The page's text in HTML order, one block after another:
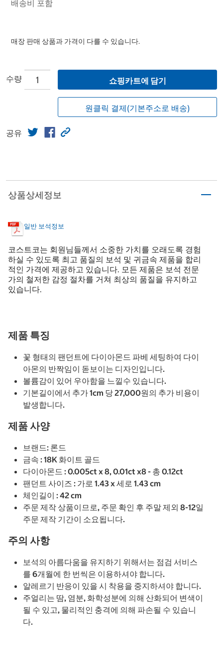
배송비 포함
매장 판매 상품과 가격이 다를 수 있습니다.
수량 쇼핑카트에 담기
원클릭 결제(기본주소로 배송)
공유
상품상세정보
일반 보석정보
코스트코는 회원님들께서 소중한 가치를 오래도록 경험
하실 수 있도록 최고 품질의 보석 및 귀금속 제품을 합리
적인 가격에 제공하고 있습니다. 모든 제품은 보석 전문
가의 철저한 감정 절차를 거쳐 최상의 품질을 유지하고
있습니다.
제품 특징
꽃 형태의 팬던트에 다이아몬드 파베 세팅하여 다이
아몬의 반짝임이 돋보이는 디자인입니다.
볼륨감이 있어 우아함을 느낄수 있습니다.
기본길이에서 추가 1cm 당 27,000원의 추가 비용이
발생합니다.
제품 사양
브랜드: 론드
금속 : 18K 화이트 골드
다이아몬드 : 0.005ct x 8, 0.01ct x8 - 총 0.12ct
팬던트 사이즈 : 가로 1.43 x 세로 1.43 cm
체인길이 : 42 cm
주문 제작 상품이므로, 주문 확인 후 주말 제외 8-12일
주문 제작 기간이 소요됩니다.
주의 사항
보석의 아름다움을 유지하기 위해서는 점검 서비스
를 6개월에 한 번씩은 이용하셔야 합니다.
알레르기 반응이 있을 시 착용을 중지하셔야 합니다.
주얼리는 땀, 염분, 화학성분에 의해 산화되어 변색이
될 수 있고, 물리적인 충격에 의해 파손될 수 있습니
다.